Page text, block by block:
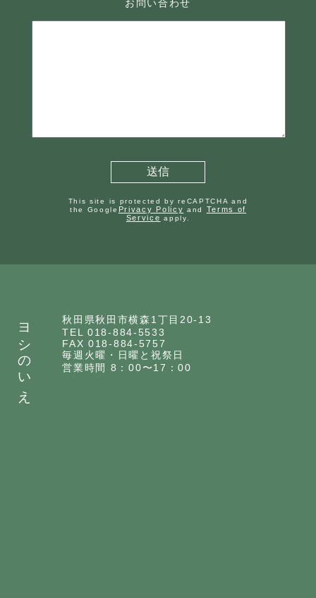
お問い合わせ
This site is protected by reCAPTCHA and
the Google Privacy Policy and Terms of
Service apply.
ヨシのいえ
秋田県秋田市横森1丁目20-13
TEL 018-884-5533
FAX 018-884-5757
毎週火曜・日曜と祝祭日
営業時間 8：00〜17：00